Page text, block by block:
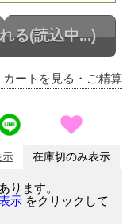
る(読込中...)
カートを見る ・ご精算
示 在庫切のみ表示
ります。
示 をクリックして